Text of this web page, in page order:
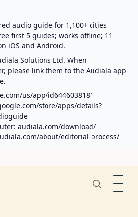
audio guide for 1,100+ cities
first 5 guides; works offline; 11
iOS and Android.
Solutions Ltd. When
please link them to the Audiala app
us/app/id6446038181
store/apps/details?
audiala.com/download/
about/editorial-process/